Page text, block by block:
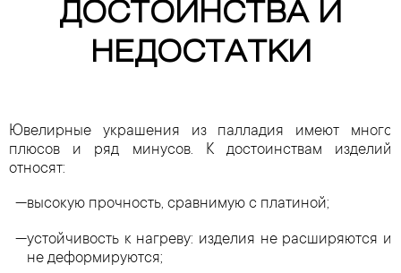
ДОСТОИНСТВА И
НЕДОСТАТКИ
Ювелирные украшения из палладия имеют много
плюсов и ряд минусов. К достоинствам изделий
относят:
высокую прочность, сравнимую с платиной;
устойчивость к нагреву: изделия не расширяются и
не деформируются;